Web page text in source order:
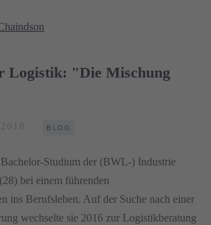
Logistik: "Die Mischung
BLOG
Studium der (BWL-) Industrie
bei einem führenden
ins Berufsleben. Auf der Suche nach einer
wechselte sie 2016 zur Logistikberatung